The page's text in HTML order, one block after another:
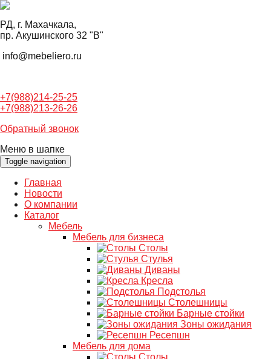
РД, г. Махачкала,
пр. Акушинского 32 "В"
info@mebeliero.ru
+7(988)214-25-25
+7(988)213-26-26
Обратный звонок
Меню в шапке
Toggle navigation
Главная
Новости
О компании
Каталог
Мебель
Мебель для бизнеса
Столы
Стулья
Диваны
Кресла
Подстолья
Столешницы
Барные стойки
Зоны ожидания
Ресепшн
Мебель для дома
Столы